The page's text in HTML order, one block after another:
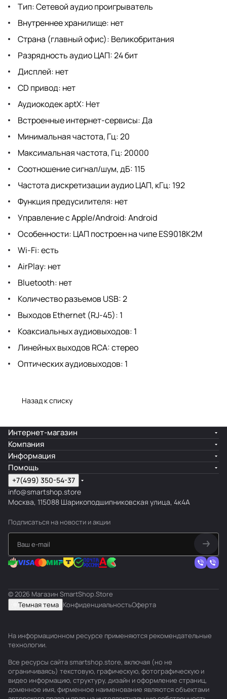
Тип: Сетевой аудио проигрыватель
Внутреннее хранилище: нет
Страна (главный офис): Великобритания
Разрядность аудио ЦАП: 24 бит
Дисплей: нет
CD привод: нет
Аудиокодек aptX: Нет
Встроенные интернет-сервисы: Да
Минимальная частота, Гц: 20
Максимальная частота, Гц: 20000
Соотношение сигнал/шум, дБ: 115
Частота дискретизации аудио ЦАП, кГц: 192
Функция предусилителя: нет
Управление с Apple/Android: Android
Особенности: ЦАП построен на чипе ES9018K2M
Wi-Fi: есть
AirPlay: нет
Bluetooth: нет
Количество разъемов USB: 2
Выходов Ethernet (RJ-45): 1
Коаксиальных аудиовыходов: 1
Линейных выходов RCA: стерео
Оптических аудиовыходов: 1
Назад к списку
Интернет-магазин
Компания
Информация
Помощь
+7(499) 350-54-37
info@smartshop.store
Москва, 115088 Шарикоподшипниковская улица, 4к4А
Подписаться на новости и акции
© 2026 Магазин SmartShop.Store
Темная тема КонфиденциальностьОферта
На информационном ресурсе применяются рекомендательные
технологии.
Все ресурсы сайта smartshop.store, включая (но не
ограничиваясь) текстовую, графическую, фотографическую и
видео информацию, структуру, дизайн и оформление страниц,
доменное имя, фирменное наименование являются объектами